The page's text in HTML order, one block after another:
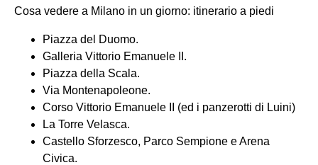
Cosa vedere a Milano in un giorno: itinerario a piedi
Piazza del Duomo.
Galleria Vittorio Emanuele II.
Piazza della Scala.
Via Montenapoleone.
Corso Vittorio Emanuele II (ed i panzerotti di Luini)
La Torre Velasca.
Castello Sforzesco, Parco Sempione e Arena
Civica.